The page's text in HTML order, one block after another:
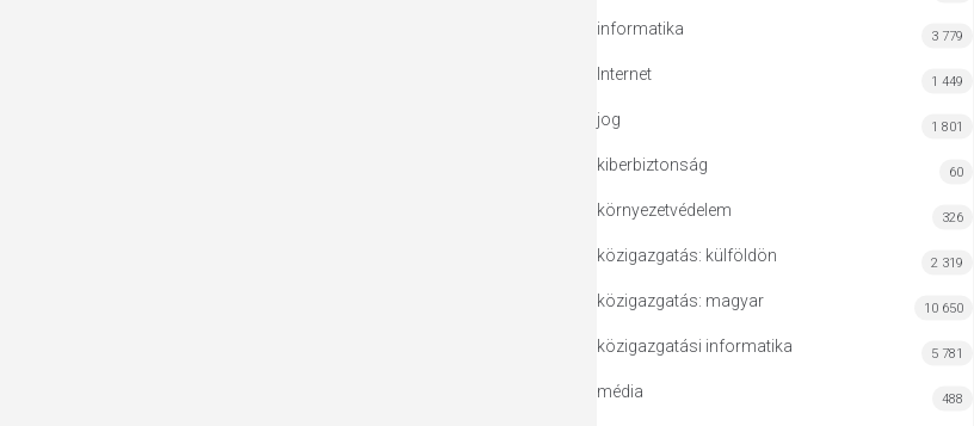
informatika 3 779
Internet 1 449
jog 1 801
kiberbiztonság 60
környezetvédelem 326
közigazgatás: külföldön 2 319
közigazgatás: magyar 10 650
közigazgatási informatika 5 781
média 488